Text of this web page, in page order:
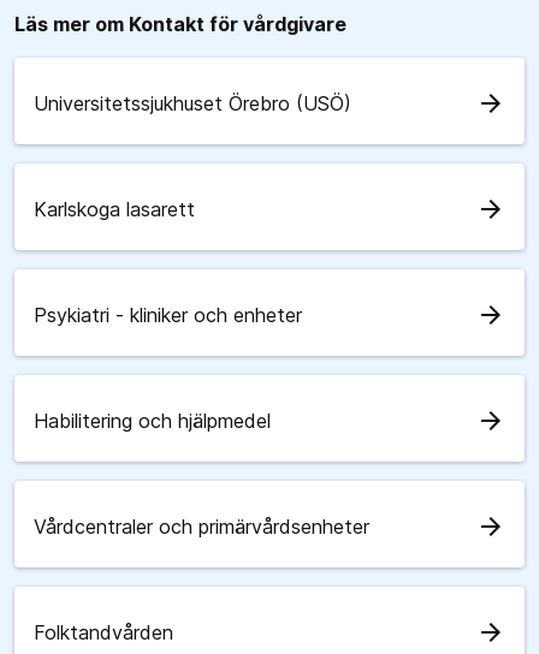
Läs mer om Kontakt för vårdgivare
Universitetssjukhuset Örebro (USÖ) arrow_forward
Karlskoga lasarett arrow_forward
Psykiatri - kliniker och enheter arrow_forward
Habilitering och hjälpmedel arrow_forward
Vårdcentraler och primärvårdsenheter arrow_forward
Folktandvården arrow_forward